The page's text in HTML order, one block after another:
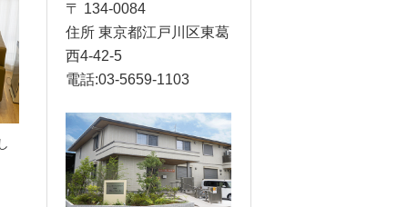
〒 134-0084
住所 東京都江戸川区東葛
西4-42-5
電話:03-5659-1103